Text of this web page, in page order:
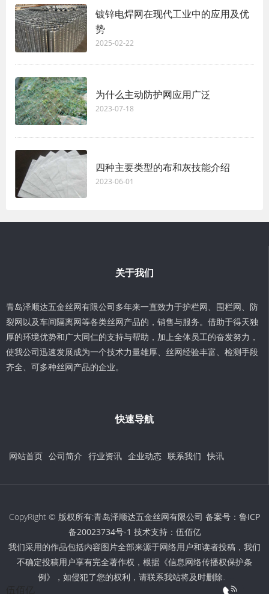
镀锌电焊网在现代工业中的应用及优
势
2025-02-22
为什么主动防护网应用广泛
2023-07-18
四种主要类型的布和灰技能介绍
2023-06-01
关于我们
青岛泽顺达五金丝网有限公司多年来一直致力于护栏网、围栏网、防
裂网以及车间隔离网等各类丝网产品的，销售与服务。借助于得天独
厚的环境优势和广大同仁的支持与帮助，加上全体员工的奋发努力，
使我公司迅速发展成为一个技术力量雄厚、丝网经验丰富、检测手段
齐全、可多种丝网产品的企业。
快速导航
网站首页 公司简介 行业资讯 企业动态 联系我们 快讯
CopyRight © 版权所有:青岛泽顺达五金丝网有限公司 备案号： 鲁ICP
备20023734号-1 技术支持： 伍佰亿
我们采用的作品包括内容图片全部来源于网络用户和读者投稿，我们
不确定投稿用户享有完全著作权，根据《信息网络传播权保护条
例》，如侵犯了您的权利，请联系我站将及时删除。